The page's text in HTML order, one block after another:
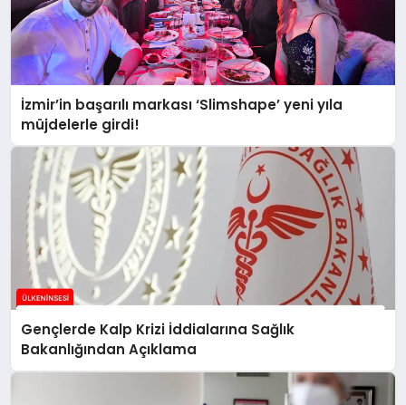
İzmir’in başarılı markası ‘Slimshape’ yeni yıla
müjdelerle girdi!
Gençlerde Kalp Krizi İddialarına Sağlık
Bakanlığından Açıklama